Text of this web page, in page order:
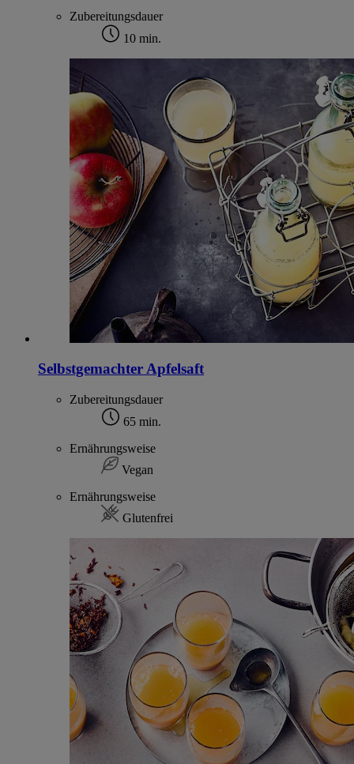
Zubereitungsdauer
10 min.
Selbstgemachter Apfelsaft
Zubereitungsdauer
65 min.
Ernährungsweise
Vegan
Ernährungsweise
Glutenfrei